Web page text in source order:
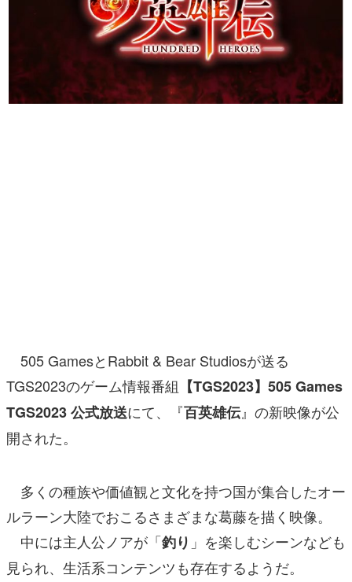
若ゲのいたり〜ゲームクリエイターの青春〜
『うつヌケ』『ペンと箸』等で知られるマンガ家・田中圭
一先生によるゲーム業界レポートマンガです。
なんでゲームは面白い？
ゲーム開発者・hamatsu氏がゲームの魅力を画面や操作の
具体的な形から解き明かしていく、硬派で骨太な評論連載
その他
電ファミニコゲーマーとは？
運営：株式会社マレ
505 GamesとRabbit & Bear Studiosが送る
TGS2023のゲーム情報番組 【TGS2023】505 Games
TGS2023 公式放送にて、『百英雄伝』の新映像が公
開された。
多くの種族や価値観と文化を持つ国が集合したオー
ルラーン大陸でおこるさまざまな葛藤を描く映像。
中には主人公ノアが「釣り 」を楽しむシーンなども
見られ、生活系コンテンツも存在するようだ。